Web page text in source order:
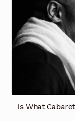
Is What